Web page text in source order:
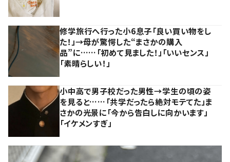
修学旅行へ行った小6息子「良い買い物をし
た！」→母が驚愕した“まさかの購入
品”に……「初めて見ました！」「いいセンス」
「素晴らしい！」
小中高で男子校だった男性→学生の頃の姿
を見ると……「共学だったら絶対モテてた」ま
さかの光景に「今から告白しに向かいます」
「イケメンすぎ」